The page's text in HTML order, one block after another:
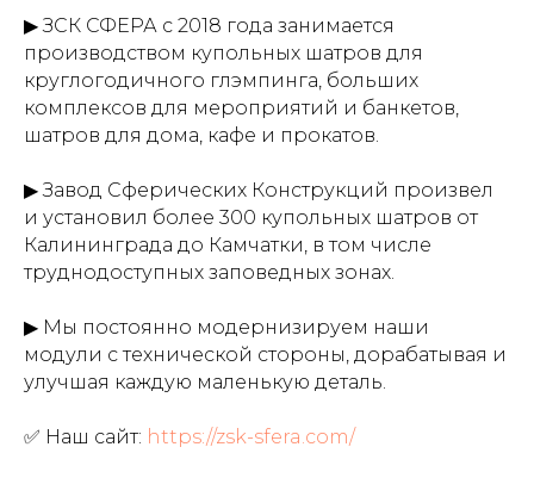
▶ ЗСК СФЕРА с 2018 года занимается
производством купольных шатров для
круглогодичного глэмпинга, больших
комплексов для мероприятий и банкетов,
шатров для дома, кафе и прокатов.
▶ Завод Сферических Конструкций произвел
и установил более 300 купольных шатров от
Калининграда до Камчатки, в том числе
труднодоступных заповедных зонах.
▶ Мы постоянно модернизируем наши
модули с технической стороны, дорабатывая и
улучшая каждую маленькую деталь.
✅ Наш сайт: https://zsk-sfera.com/